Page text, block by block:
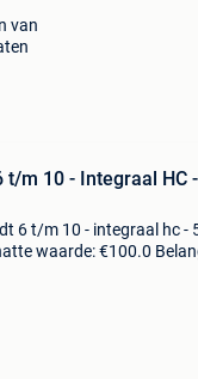
van
t/m 10 - Integraal HC
6 t/m 10 - integraal hc -
waarde: €100.0